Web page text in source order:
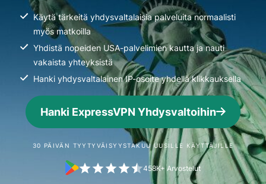
Käytä tärkeitä yhdysvaltalaisia palveluita normaalisti
myös matkoilla
Yhdistä nopeiden USA-palvelimien kautta ja nauti
vakaista yhteyksistä
Hanki yhdysvaltalainen IP-osoite yhdellä klikkauksella
Hanki ExpressVPN Yhdysvaltoihin
30 PÄIVÄN TYYTYVÄISYYSTAKUU UUSILLE KÄYTTÄJILLE
458K+ Arvostelut